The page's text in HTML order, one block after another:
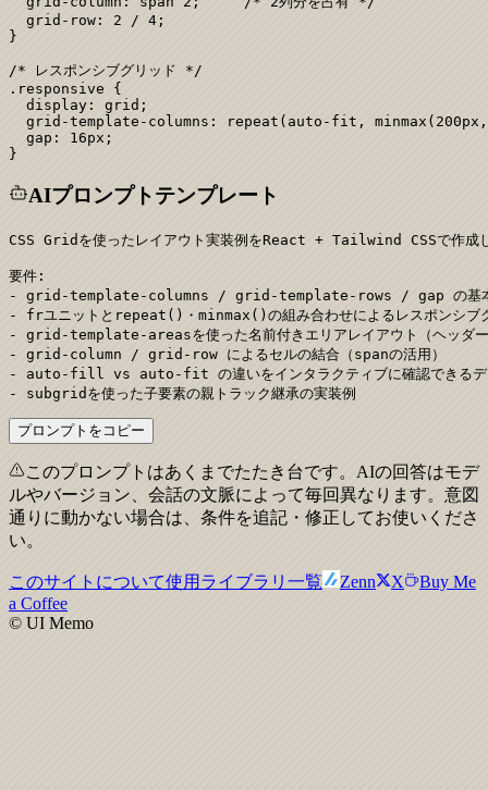
  grid-row: 2 / 4;
}
/* レスポンシブグリッド */
.responsive {
  display: grid;
grid-template-columns: repeat(auto-fit,
  gap: 16px;
}
AIプロンプトテンプレート
CSS Gridを使ったレイアウト実装例をReact + Tailwind CSSで作成
要件:
- grid-template-columns / grid-template-rows / gap の基
- frユニットとrepeat()・minmax()の組み合わせによるレスポンシブ
- grid-template-areasを使った名前付きエリアレイアウト（ヘッダー
- grid-column / grid-row によるセルの結合（spanの活用）
- auto-fill vs auto-fit の違いをインタラクティブに確認できるデ
- subgridを使った子要素の親トラック継承の実装例
プロンプトをコピー
このプロンプトはあくまでたたき台です。AIの回答はモデ
ルやバージョン、会話の文脈によって毎回異なります。意図
通りに動かない場合は、条件を追記・修正してお使いくださ
い。
このサイトについて使用ライブラリ一覧 Zenn X
Buy Me
a Coffee
© UI Memo